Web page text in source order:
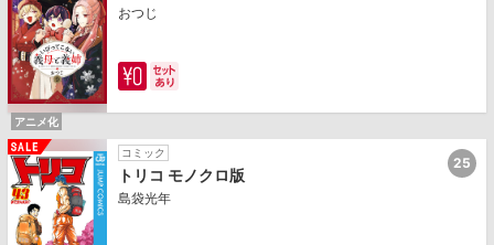
おつじ
アニメ化
コミック
トリコ モノクロ版
島袋光年
25